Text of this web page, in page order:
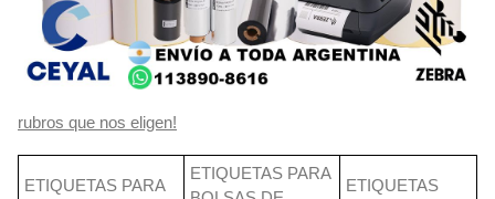
rubros que nos eligen!
ETIQUETAS PARA
ETIQUETAS PARA
ETIQUETAS